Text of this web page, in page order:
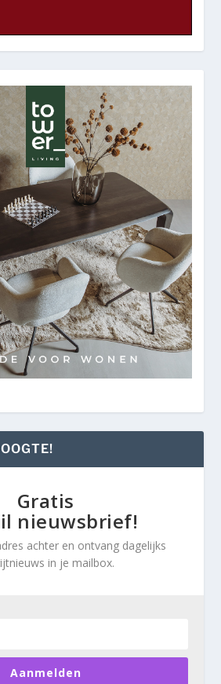
Gratis
nieuwsbrief!
achter en ontvang dagelijks
in je mailbox.
Aanmelden